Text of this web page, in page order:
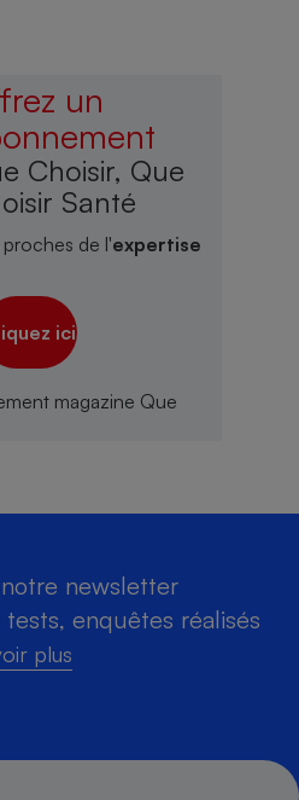
un
Choisir, Que
Santé
de l'expertise
ici
newsletter
enquêtes réalisés
plus